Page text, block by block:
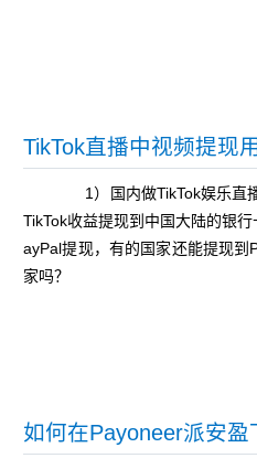
TikTok直播中视频提现
1）国内做TikTok娱乐直播
TikTok收益提现到中国大陆的银
ayPal提现，有的国家还能提现
家吗？
如何在Payoneer派安